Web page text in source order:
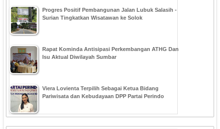
Progres Positif Pembangunan Jalan Lubuk Salasih -
Surian Tingkatkan Wisatawan ke Solok
Rapat Kominda Antisipasi Perkembangan ATHG Dan
Isu Aktual Diwilayah Sumbar
Viera Lovienta Terpilih Sebagai Ketua Bidang
Pariwisata dan Kebudayaan DPP Partai Perindo